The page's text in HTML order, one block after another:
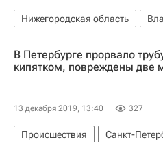
Нижегородская область
Нижний Новгород
Глеб
Строительство
Дольщики
Долевое строительство
В Петербурге прорвало
кипятком, повреждены две
13 декабря 2019, 13:40 327
Происшествия Санкт-